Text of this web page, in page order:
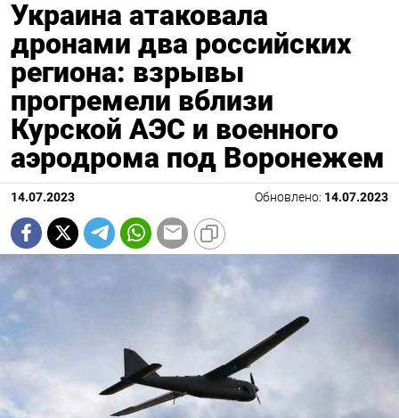
Украина атаковала
дронами два российских
региона: взрывы
прогремели вблизи
Курской АЭС и военного
аэродрома под Воронежем
14.07.2023 Обновлено: 14.07.2023